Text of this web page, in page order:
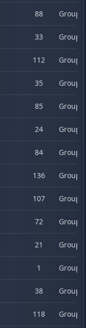
88 Group
33 Group
112 Group
35 Group
85 Group
24 Group
84 Group
136 Group
107 Group
72 Group
21 Group
1 Group
38 Group
118 Group